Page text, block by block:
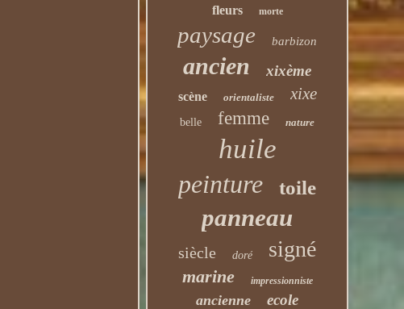
fleurs morte
paysage barbizon
ancien xixème
scène orientaliste xixe
belle femme nature
huile
peinture toile
panneau
siècle doré signé
marine impressionniste
ancienne ecole